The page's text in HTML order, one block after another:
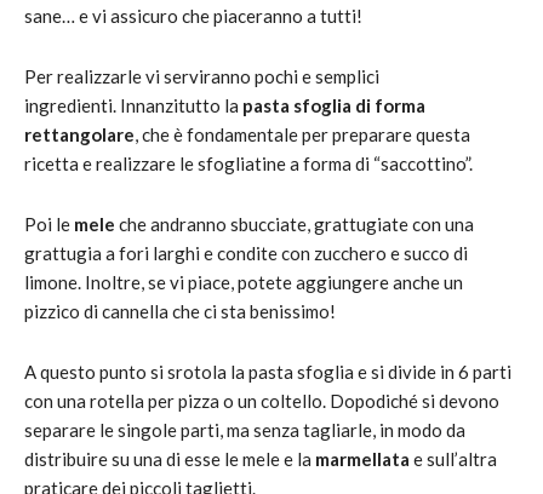
sane… e vi assicuro che piaceranno a tutti!
Per realizzarle vi serviranno pochi e semplici
ingredienti. Innanzitutto la pasta sfoglia di forma
rettangolare, che è fondamentale per preparare questa
ricetta e realizzare le sfogliatine a forma di “saccottino”.
Poi le mele che andranno sbucciate, grattugiate con una
grattugia a fori larghi e condite con zucchero e succo di
limone. Inoltre, se vi piace, potete aggiungere anche un
pizzico di cannella che ci sta benissimo!
A questo punto si srotola la pasta sfoglia e si divide in 6 parti
con una rotella per pizza o un coltello. Dopodiché si devono
separare le singole parti, ma senza tagliarle, in modo da
distribuire su una di esse le mele e la marmellata e sull’altra
praticare dei piccoli taglietti.